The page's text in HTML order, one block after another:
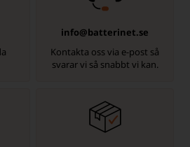
info@batterinet.se
Kontakta oss via e-post så
svarar vi så snabbt vi kan.